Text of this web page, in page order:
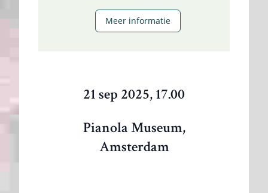
Meer informatie
21 sep 2025, 17.00
Pianola Museum,
Amsterdam